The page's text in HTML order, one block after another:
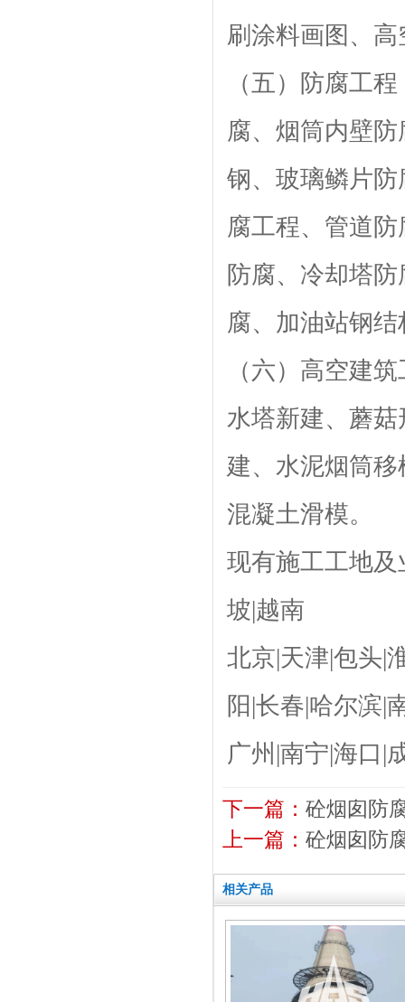
刷涂料画图、
（五）防腐工
腐、烟筒内壁
钢、玻璃鳞片
腐工程、管道
防腐、冷却塔
腐、加油站钢
（六）高空建
水塔新建、蘑
建、水泥烟筒
混凝土滑模。
现有施工工地及
坡|越南
北京|天津|包头|
阳|长春|哈尔滨|
广州|南宁|海口|
下一篇： 砼烟囱防
上一篇： 砼烟囱防
相关产品